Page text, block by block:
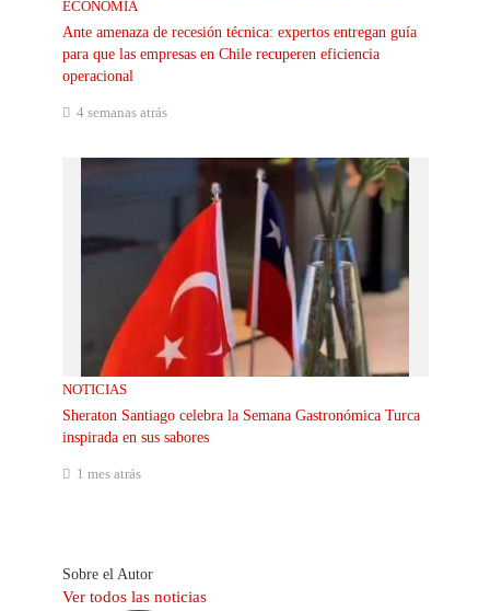
ECONOMÍA
Ante amenaza de recesión técnica: expertos entregan guía
para que las empresas en Chile recuperen eficiencia
operacional
4 semanas atrás
NOTICIAS
Sheraton Santiago celebra la Semana Gastronómica Turca
inspirada en sus sabores
1 mes atrás
Sobre el Autor
Ver todos las noticias